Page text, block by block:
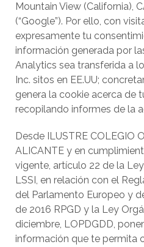
Mountain View (California),
(“Google”). Por ello, con
expresamente tu
información generada por
Analytics sea transferida a
Inc. sitos en EE.UU;
genera la cookie acerca de
recopilando informes de la
Desde ILUSTRE COLEGIO
ALICANTE y en
vigente, artículo 22 de la
LSSI, en relación con el
del Parlamento Europeo y
de 2016 RPGD y la Ley
diciembre, LOPDGDD,
información que te permita